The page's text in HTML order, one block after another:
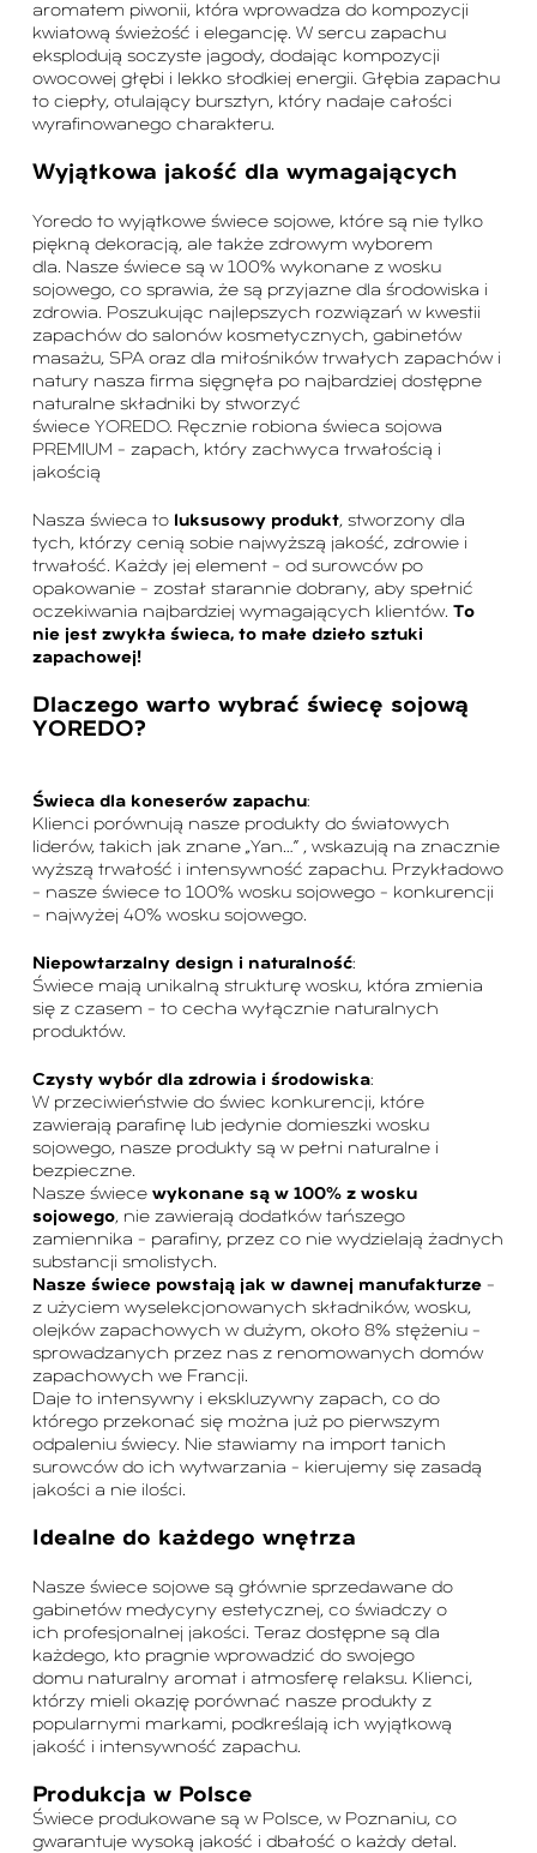
aromatem piwonii, która wprowadza do kompozycji
kwiatową świeżość i elegancję. W sercu zapachu
eksplodują soczyste jagody, dodając kompozycji
owocowej głębi i lekko słodkiej energii. Głębia zapachu
to ciepły, otulający bursztyn, który nadaje całości
wyrafinowanego charakteru.
Wyjątkowa jakość dla wymagających
Yoredo to wyjątkowe świece sojowe, które są nie tylko
piękną dekoracją, ale także zdrowym wyborem
dla. Nasze świece są w 100% wykonane z wosku
sojowego, co sprawia, że są przyjazne dla środowiska i
zdrowia. Poszukując najlepszych rozwiązań w kwestii
zapachów do salonów kosmetycznych, gabinetów
masażu, SPA oraz dla miłośników trwałych zapachów i
natury nasza firma sięgnęła po najbardziej dostępne
naturalne składniki by stworzyć
świece YOREDO. Ręcznie robiona świeca sojowa
PREMIUM – zapach, który zachwyca trwałością i
jakością
Nasza świeca toluksusowy produkt, stworzony dla
tych, którzy cenią sobie najwyższą jakość, zdrowie i
trwałość. Każdy jej element – od surowców po
opakowanie – został starannie dobrany, aby spełnić
oczekiwania najbardziej wymagających klientów. To
nie jest zwykła świeca, to małe dzieło sztuki
zapachowej!
Dlaczego warto wybrać świecę sojową
YOREDO?
Świeca dla koneserów zapachu:
Klienci porównują nasze produkty do światowych
liderów, takich jak znane „Yan…” , wskazują na znacznie
wyższą trwałość i intensywność zapachu. Przykładowo
– nasze świece to 100% wosku sojowego – konkurencji
– najwyżej 40% wosku sojowego.
Niepowtarzalny design i naturalność:
Świece mają unikalną strukturę wosku, która zmienia
się z czasem – to cecha wyłącznie naturalnych
produktów.
Czysty wybór dla zdrowia i środowiska:
W przeciwieństwie do świec konkurencji, które
zawierają parafinę lub jedynie domieszki wosku
sojowego, nasze produkty są w pełni naturalne i
bezpieczne.
Nasze świece wykonane są w 100% z wosku
sojowego, nie zawierają dodatków tańszego
zamiennika – parafiny, przez co nie wydzielają żadnych
substancji smolistych.
Nasze świece powstają jak w dawnej manufakturze–
z użyciem wyselekcjonowanych składników, wosku,
olejków zapachowych w dużym, około 8% stężeniu –
sprowadzanych przez nas z renomowanych domów
zapachowych we Francji.
Daje to intensywny i ekskluzywny zapach, co do
którego przekonać się można już po pierwszym
odpaleniu świecy. Nie stawiamy na import tanich
surowców do ich wytwarzania – kierujemy się zasadą
jakości a nie ilości.
Idealne do każdego wnętrza
Nasze świece sojowe są głównie sprzedawane do
gabinetów medycyny estetycznej, co świadczy o
ich profesjonalnej jakości. Teraz dostępne są dla
każdego, kto pragnie wprowadzić do swojego
domu naturalny aromat i atmosferę relaksu. Klienci,
którzy mieli okazję porównać nasze produkty z
popularnymi markami, podkreślają ich wyjątkową
jakość i intensywność zapachu.
Produkcja w Polsce
Świece produkowane są w Polsce, w Poznaniu, co
gwarantuje wysoką jakość i dbałość o każdy detal.